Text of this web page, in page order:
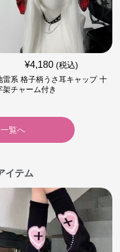
¥4,180 (税込)
雷系 格子柄うさ耳キャップ 十
架チャーム付き
一覧へ
イテム